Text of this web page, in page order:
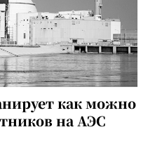
как можно
на АЭС